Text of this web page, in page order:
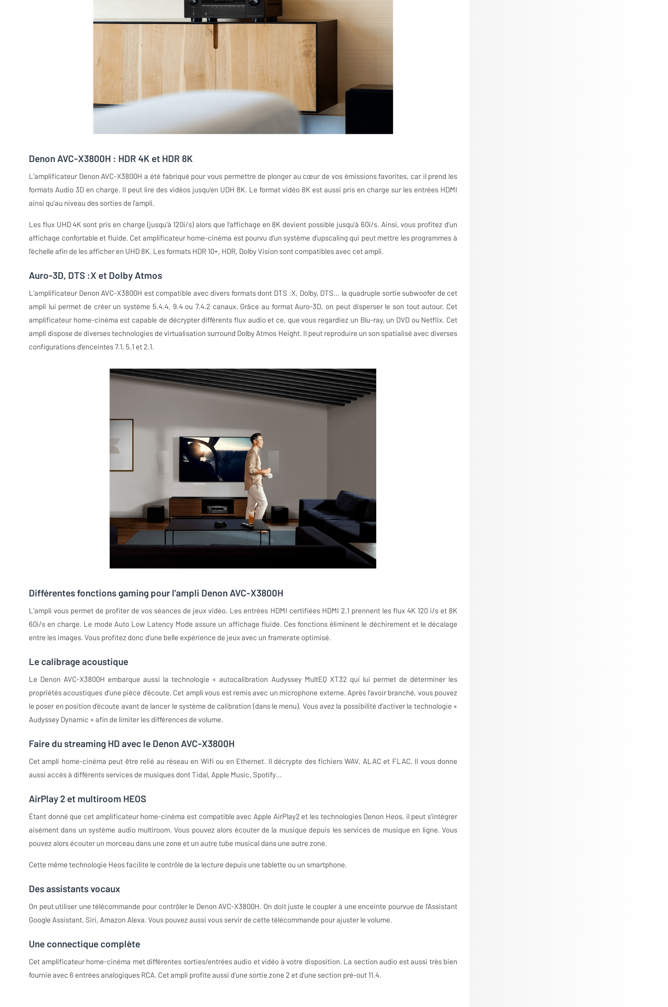
Denon AVC-X3800H : HDR 4K et HDR 8K
L’amplificateur Denon AVC-X3800H a été fabriqué pour vous permettre de plonger au cœur de vos émissions favorites, car il prend les
formats Audio 3D en charge. Il peut lire des vidéos jusqu’en UDH 8K. Le format vidéo 8K est aussi pris en charge sur les entrées HDMI
ainsi qu’au niveau des sorties de l’ampli.
Les flux UHD 4K sont pris en charge (jusqu’à 120i/s) alors que l’affichage en 8K devient possible jusqu’à 60i/s. Ainsi, vous profitez d’un
affichage confortable et fluide. Cet amplificateur home-cinéma est pourvu d’un système d’upscaling qui peut mettre les programmes à
l’échelle afin de les afficher en UHD 8K. Les formats HDR 10+, HDR, Dolby Vision sont compatibles avec cet ampli.
Auro-3D, DTS :X et Dolby Atmos
L’amplificateur Denon AVC-X3800H est compatible avec divers formats dont DTS :X, Dolby, DTS… la quadruple sortie subwoofer de cet
ampli lui permet de créer un système 5.4.4, 9.4 ou 7.4.2 canaux. Grâce au format Auro-3D, on peut disperser le son tout autour. Cet
amplificateur home-cinéma est capable de décrypter différents flux audio et ce, que vous regardiez un Blu-ray, un DVD ou Netflix. Cet
ampli dispose de diverses technologies de virtualisation surround Dolby Atmos Height. Il peut reproduire un son spatialisé avec diverses
configurations d’enceintes 7.1, 5.1 et 2.1.
Différentes fonctions gaming pour l'ampli Denon AVC-X3800H
L’ampli vous permet de profiter de vos séances de jeux vidéo. Les entrées HDMI certifiées HDMI 2.1 prennent les flux 4K 120 i/s et 8K
60i/s en charge. Le mode Auto Low Latency Mode assure un affichage fluide. Ces fonctions éliminent le déchirement et le décalage
entre les images. Vous profitez donc d’une belle expérience de jeux avec un framerate optimisé.
Le calibrage acoustique
Le Denon AVC-X3800H embarque aussi la technologie « autocalibration Audyssey MultEQ XT32 qui lui permet de déterminer les
propriétés acoustiques d’une pièce d’écoute. Cet ampli vous est remis avec un microphone externe. Après l’avoir branché, vous pouvez
le poser en position d’écoute avant de lancer le système de calibration (dans le menu). Vous avez la possibilité d’activer la technologie «
Audyssey Dynamic » afin de limiter les différences de volume.
Faire du streaming HD avec le Denon AVC-X3800H
Cet ampli home-cinéma peut être relié au réseau en Wifi ou en Ethernet. Il décrypte des fichiers WAV, ALAC et FLAC. Il vous donne
aussi accès à différents services de musiques dont Tidal, Apple Music, Spotify…
AirPlay 2 et multiroom HEOS
Étant donné que cet amplificateur home-cinéma est compatible avec Apple AirPlay2 et les technologies Denon Heos, il peut s’intégrer
aisément dans un système audio multiroom. Vous pouvez alors écouter de la musique depuis les services de musique en ligne. Vous
pouvez alors écouter un morceau dans une zone et un autre tube musical dans une autre zone.
Cette même technologie Heos facilite le contrôle de la lecture depuis une tablette ou un smartphone.
Des assistants vocaux
On peut utiliser une télécommande pour contrôler le Denon AVC-X3800H. On doit juste le coupler à une enceinte pourvue de l’Assistant
Google Assistant, Siri, Amazon Alexa. Vous pouvez aussi vous servir de cette télécommande pour ajuster le volume.
Une connectique complète
Cet amplificateur home-cinéma met différentes sorties/entrées audio et vidéo à votre disposition. La section audio est aussi très bien
fournie avec 6 entrées analogiques RCA. Cet ampli profite aussi d’une sortie zone 2 et d’une section pré-out 11.4.